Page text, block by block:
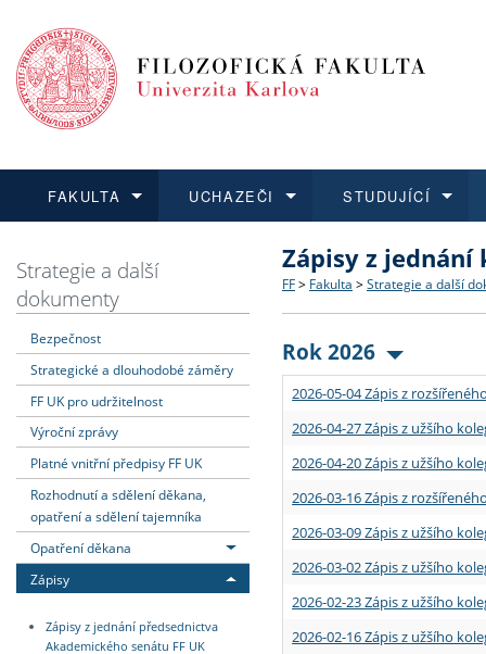
FAKULTA
Dozvědět se více
Struktura a historie
Strategie a další
Podpora a benefity pro
Absolventi fakulty
UCHAZEČI
Podat přihlášku
Co studovat a jak se
Učitelské studijní
Informace k průběhu
STUDUJÍCÍ
Dozvědět se více
Bakalářské a magisterské
Doktorské studium
Rigorózní řízení
Dozvědět se více
O vědě a výzkumu na FF
Akademické kvalifikace
Granty a projekty
Dozvědět se více
Aktuální nabídky a
Vyjíždějící studenti
Přijíždějící studenti
Vyjíždějící zaměstnanci
Strategie a další
dokumenty
Bezpečnost
Strategické a dlouhodobé záměry
FF UK pro udržitelnost
Výroční zprávy
Platné vnitřní předpisy FF UK
Rozhodnutí a sdělení děkana,
opatření a sdělení tajemníka
Opatření děkana
Zápisy
Zápisy z jednání předsednictva
Akademického senátu FF UK
Zápisy z jednání
FF > Fakulta > Strategie a další
Rok 2026
2026-05-04 Zápis z
2026-04-27 Zápis z užšího
2026-04-20 Zápis z užšího
2026-03-16 Zápis z
2026-03-09 Zápis z užšího
2026-03-02 Zápis z užšího
2026-02-23 Zápis z užšího
2026-02-16 Zápis z užšího